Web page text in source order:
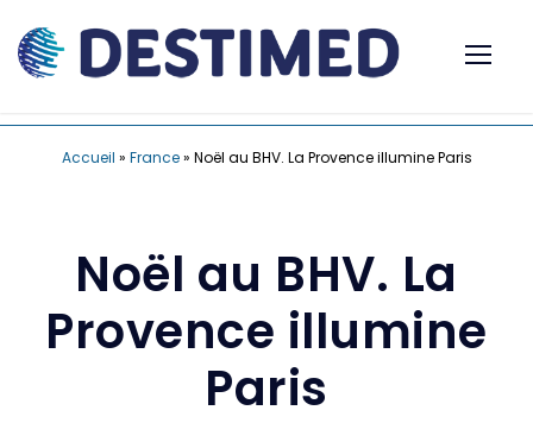
Accueil » France» Noël au BHV. La Provence illumine Paris
Noël au BHV. La
Provence illumine
Paris